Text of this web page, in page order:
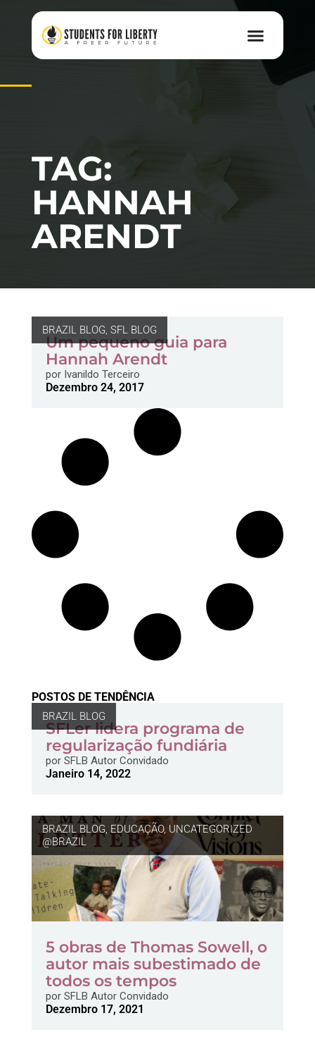
TAG:
HANNAH
ARENDT
BRAZIL BLOG, SFL BLOG
Um pequeno guia para
Hannah Arendt
porIvanildo Terceiro
Dezembro 24, 2017
POSTOS DE TENDÊNCIA
BRAZIL BLOG
SFLer lidera programa de
regularização fundiária
porSFLB Autor Convidado
Janeiro 14, 2022
BRAZIL BLOG, EDUCAÇÃO, UNCATEGORIZED
@BRAZIL
5 obras de Thomas Sowell, o
autor mais subestimado de
todos os tempos
porSFLB Autor Convidado
Dezembro 17, 2021